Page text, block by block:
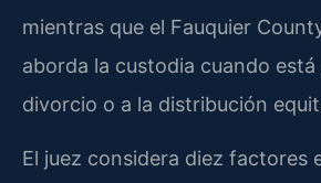
mientras que el Fauquier
aborda la custodia cuando está
divorcio o a la distribución
El juez considera diez factores